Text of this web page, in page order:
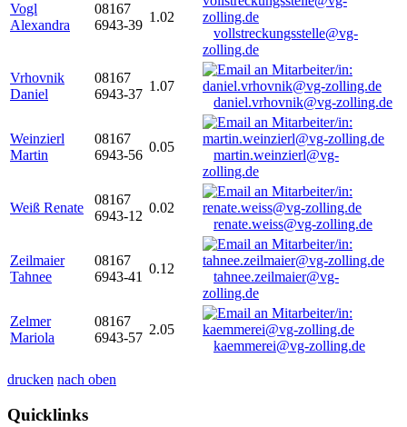
Vogl
Alexandra
08167
6943-39
1.02
vollstreckungsstelle@vg-
zolling.de
Vrhovnik
Daniel
08167
6943-37
1.07
daniel.vrhovnik@vg-zolling.de
Weinzierl
Martin
08167
6943-56
0.05
martin.weinzierl@vg-
zolling.de
Weiß Renate
08167
6943-12
0.02
renate.weiss@vg-zolling.de
Zeilmaier
Tahnee
08167
6943-41
0.12
tahnee.zeilmaier@vg-
zolling.de
Zelmer
Mariola
08167
6943-57
2.05
kaemmerei@vg-zolling.de
drucken nach oben
Quicklinks